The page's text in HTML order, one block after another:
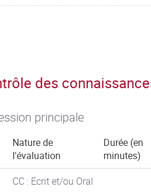
des
principale
Nature de
l'évaluation
Durée (en
minutes)
CC : Ecrit et/ou Oral